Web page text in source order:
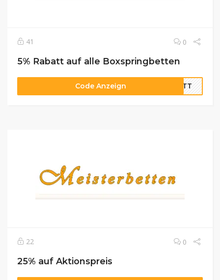
41 0
5% Rabatt auf alle Boxspringbetten
Code Anzeign BETT
22 0
25% auf Aktionspreis